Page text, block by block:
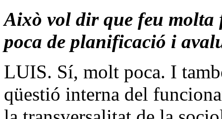
Això vol dir que feu molta
poca de planificació i
LUIS. Sí, molt poca. I
qüestió interna del